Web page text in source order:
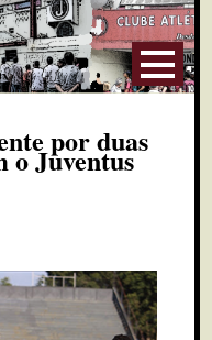
por duas
o Juventus